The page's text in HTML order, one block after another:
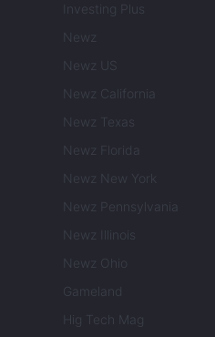
Investing Plus
Newz
Newz US
Newz California
Newz Texas
Newz Florida
Newz New York
Newz Pennsylvania
Newz Illinois
Newz Ohio
Gameland
Hig Tech Mag